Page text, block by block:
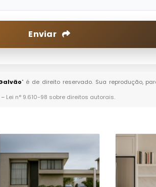
Enviar
" é de direito reservado. Sua reprodução,
Lei n° 9.610-98 sobre direitos autorais.